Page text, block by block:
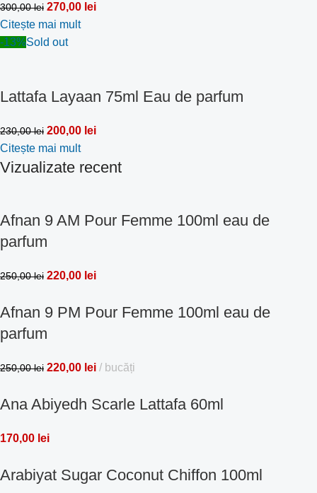
300,00lei 270,00 lei
Citește mai mult
-13%Sold out
Lattafa Layaan 75ml Eau de parfum
230,00lei 200,00 lei
Citește mai mult
Vizualizate recent
Afnan 9 AM Pour Femme 100ml eau de
parfum
250,00lei 220,00 lei
Afnan 9 PM Pour Femme 100ml eau de
parfum
250,00lei 220,00 lei bucăți
Ana Abiyedh Scarle Lattafa 60ml
170,00 lei
Arabiyat Sugar Coconut Chiffon 100ml